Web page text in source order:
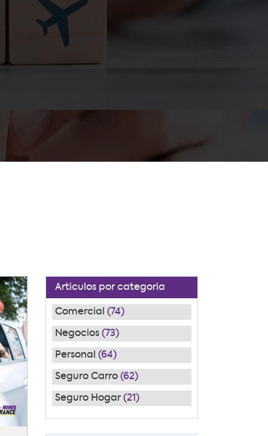
Articulos por categoria
Comercial (74)
Negocios (73)
Personal (64)
Seguro Carro (62)
Seguro Hogar (21)